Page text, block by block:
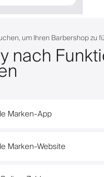
um Ihren Barbershop zu
nach
Marken-App
Marken-Website